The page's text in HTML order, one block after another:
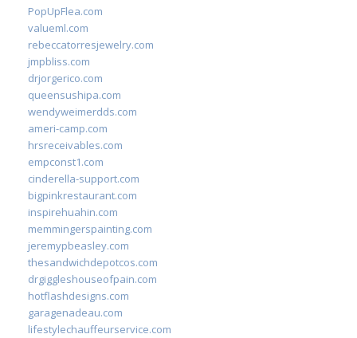
PopUpFlea.com
valueml.com
rebeccatorresjewelry.com
jmpbliss.com
drjorgerico.com
queensushipa.com
wendyweimerdds.com
ameri-camp.com
hrsreceivables.com
empconst1.com
cinderella-support.com
bigpinkrestaurant.com
inspirehuahin.com
memmingerspainting.com
jeremypbeasley.com
thesandwichdepotcos.com
drgiggleshouseofpain.com
hotflashdesigns.com
garagenadeau.com
lifestylechauffeurservice.com